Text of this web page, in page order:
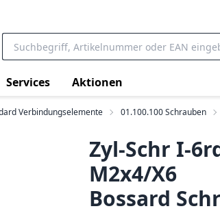
Services Aktionen
Verbindungselemente 01.100.100 Schrauben
Zyl-Schr I-
M2x4/X6
Bossard